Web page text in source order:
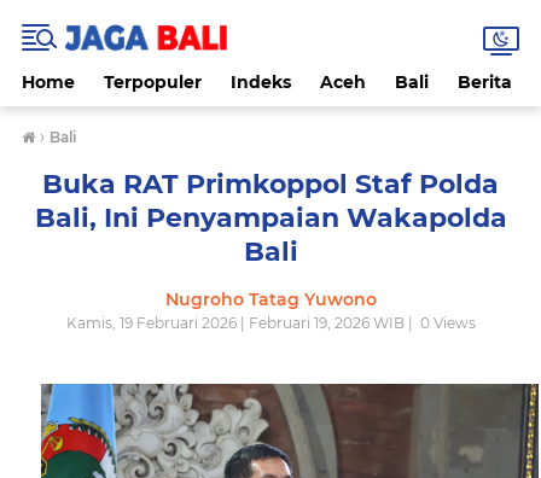
Home Terpopuler Indeks Aceh Bali Berita
› Bali
Buka RAT Primkoppol Staf Polda
Bali, Ini Penyampaian Wakapolda
Bali
Nugroho Tatag Yuwono
Kamis, 19 Februari 2026 | Februari 19, 2026 WIB | 0Views